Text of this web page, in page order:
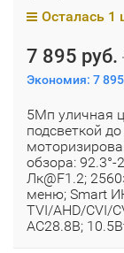
Осталась 1
7 895 руб.
Экономия: 7
5Мп уличная
подсветкой
обзора:
Лк@F1.2;
меню; Smart
TVI/AHD/CVI/
AC28.8В;